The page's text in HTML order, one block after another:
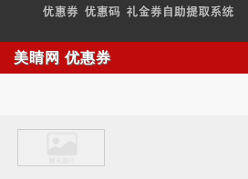
美睛网 优惠券